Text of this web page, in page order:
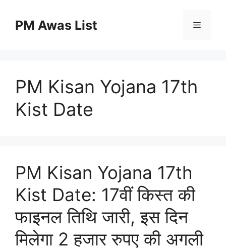
PM Awas List Menu
PM Kisan Yojana 17th
Kist Date
PM Kisan Yojana 17th
Kist Date: 17वीं किस्त की
फाइनल तिथि जारी, इस दिन
मिलेगा 2 हजार रुपए की अगली